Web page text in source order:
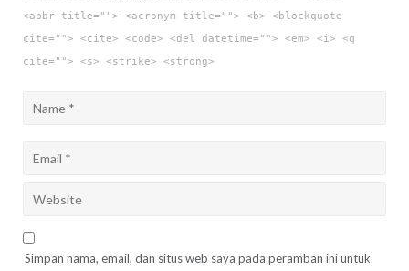
<abbr title=""> <acronym title=""> <b> <blockquote
cite=""> <cite> <code> <del datetime=""> <em> <i> <q
cite=""> <s> <strike> <strong>
Simpan nama, email, dan situs web saya pada peramban ini untuk